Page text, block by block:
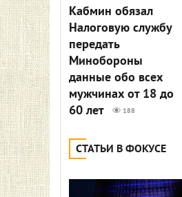
Кабмин обязал
Налоговую службу
передать
Минобороны
данные обо всех
мужчинах от 18 до
60 лет
188
СТАТЬИ В ФОКУСЕ